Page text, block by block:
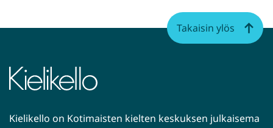
Kielikello on Kotimaisten kielten keskuksen julkaisema
Takaisin ylös